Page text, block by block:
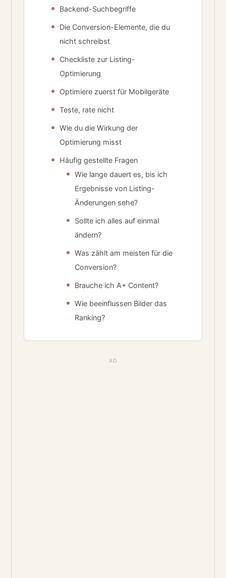
Backend-Suchbegriffe
Die Conversion-Elemente, die du
nicht schreibst
Checkliste zur Listing-
Optimierung
Optimiere zuerst für Mobilgeräte
Teste, rate nicht
Wie du die Wirkung der
Optimierung misst
Häufig gestellte Fragen
Wie lange dauert es, bis ich
Ergebnisse von Listing-
Änderungen sehe?
Sollte ich alles auf einmal
ändern?
Was zählt am meisten für die
Conversion?
Brauche ich A+ Content?
Wie beeinflussen Bilder das
Ranking?